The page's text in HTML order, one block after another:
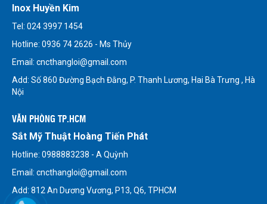
Inox Huyền Kim
Tel: 024 3997 1454
Hotline: 0936 74 2626 - Ms Thủy
Email: cncthangloi@gmail.com
Add: Số 860 Đường Bạch Đằng, P. Thanh Lương, Hai Bà Trưng , Hà
Nội
VĂN PHÒNG TP.HCM
Sắt Mỹ Thuật Hoàng Tiến Phát
Hotline: 0988883238 - A Quỳnh
Email: cncthangloi@gmail.com
Add: 812 An Dương Vương, P13, Q6, TPHCM